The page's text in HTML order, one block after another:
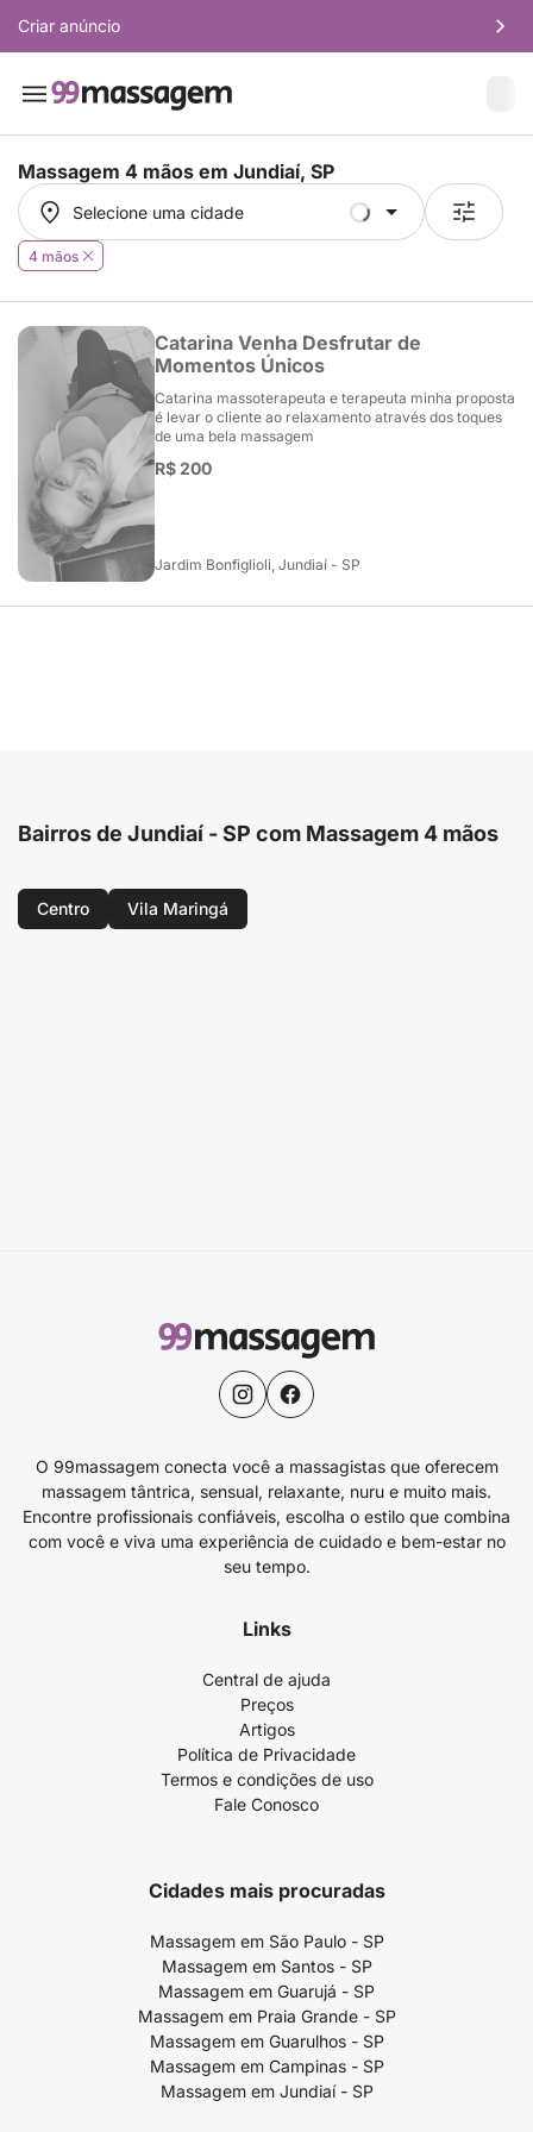
Criar anúncio
Massagem 4 mãos em Jundiaí, SP
Selecione uma cidade
Selecione uma cidade
4 mãos
Catarina Venha Desfrutar de
Momentos Únicos
Catarina massoterapeuta e terapeuta minha proposta
é levar o cliente ao relaxamento através dos toques
de uma bela massagem
R$ 200
Jardim Bonfiglioli, Jundiaí - SP
Bairros de Jundiaí - SP com Massagem 4 mãos
Centro Vila Maringá
O 99massagem conecta você a massagistas que oferecem
massagem tântrica, sensual, relaxante, nuru e muito mais.
Encontre profissionais confiáveis, escolha o estilo que combina
com você e viva uma experiência de cuidado e bem-estar no
seu tempo.
Links
Central de ajuda
Preços
Artigos
Política de Privacidade
Termos e condições de uso
Fale Conosco
Cidades mais procuradas
Massagem em São Paulo - SP
Massagem em Santos - SP
Massagem em Guarujá - SP
Massagem em Praia Grande - SP
Massagem em Guarulhos - SP
Massagem em Campinas - SP
Massagem em Jundiaí - SP